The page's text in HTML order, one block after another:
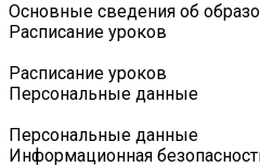
Основные сведения об
Расписание уроков
Расписание уроков
Персональные данные
Персональные данные
Информационная